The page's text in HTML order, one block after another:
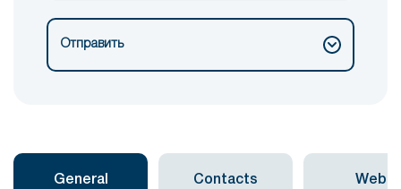
Отправить
General Contacts Web